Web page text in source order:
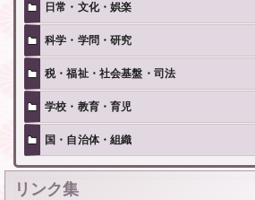
日常・文化・娯楽
科学・学問・研究
税・福祉・社会基盤・司法
学校・教育・育児
国・自治体・組織
リンク集